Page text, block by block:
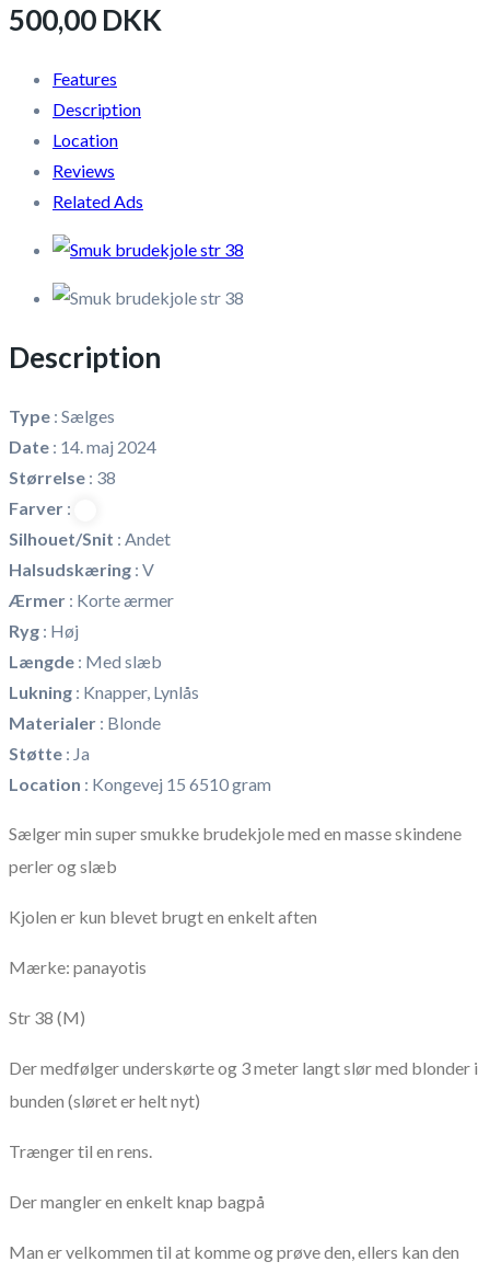
500,00 DKK
Features
Description
Location
Reviews
Related Ads
Description
Type : Sælges
Date : 14. maj 2024
Størrelse : 38
Farver :
Silhouet/Snit : Andet
Halsudskæring : V
Ærmer : Korte ærmer
Ryg : Høj
Længde : Med slæb
Lukning : Knapper, Lynlås
Materialer : Blonde
Støtte : Ja
Location : Kongevej 15 6510 gram
Sælger min super smukke brudekjole med en masse skindene
perler og slæb
Kjolen er kun blevet brugt en enkelt aften
Mærke: panayotis
Str 38 (M)
Der medfølger underskørte og 3 meter langt slør med blonder i
bunden (sløret er helt nyt)
Trænger til en rens.
Der mangler en enkelt knap bagpå
Man er velkommen til at komme og prøve den, ellers kan den